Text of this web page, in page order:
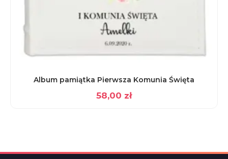
Album pamiątka Pierwsza Komunia Święta
58,00 zł